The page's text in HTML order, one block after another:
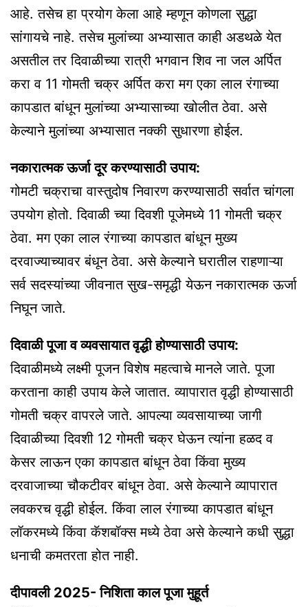
आहे. तसेच हा प्रयोग केला आहे म्हणून कोणला सुद्धा
सांगायचे नाहे. तसेच मुलांच्या अभ्यासात काही अडथळे येत
असतील तर दिवाळीच्या रात्री भगवान शिव ना जल अर्पित
करा व 11 गोमती चक्र अर्पित करा मग एका लाल रंगाच्या
कापडात बांधून मुलांच्या अभ्यासाच्या खोलीत ठेवा. असे
केल्याने मुलांच्या अभ्यासात नक्की सुधारणा होईल.
नकारात्मक ऊर्जा दूर करण्यासाठी उपाय:
गोमटी चक्राचा वास्तुदोष निवारण करण्यासाठी सर्वात चांगला
उपयोग होतो. दिवाळी च्या दिवशी पूजेमध्ये 11 गोमती चक्र
ठेवा. मग एका लाल रंगाच्या कापडात बांधून मुख्य
दरवाज्याच्यावर बंधून ठेवा. असे केल्याने घरातील राहणाऱ्या
सर्व सदस्यांच्या जीवनात सुख-समृद्धी येऊन नकारात्मक ऊर्जा
निघून जाते.
दिवाळी पूजा व व्यवसायात वृद्धी होण्यासाठी उपाय:
दिवाळीमध्ये लक्ष्मी पूजन विशेष महत्वाचे मानले जाते. पूजा
करताना काही उपाय केले जातात. व्यापारात वृद्धी होण्यासाठी
गोमती चक्र वापरले जाते. आपल्या व्यवसायाच्या जागी
दिवाळीच्या दिवशी 12 गोमती चक्र घेऊन त्यांना हळद व
केसर लाऊन एका कापडात बांधून ठेवा किंवा मुख्य
दरवाजाच्या चौकटीवर बांधून ठेवा. असे केल्याने व्यापारात
लवकरच वृद्धी होईल. किंवा लाल रंगाच्या कापडात बांधून
लॉकरमध्ये किंवा कॅशबॉक्स मध्ये ठेवा असे केल्याने कधी सुद्धा
धनाची कमतरता होत नाही.
दीपावली 2025- निशिता काल पूजा मुहूर्त